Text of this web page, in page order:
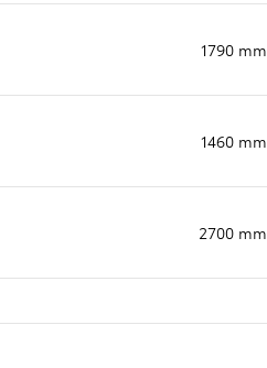
1790 mm
1460 mm
2700 mm